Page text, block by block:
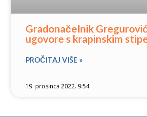
Gradonačelnik
ugovore s krapinskim
PROČITAJ VIŠE »
19. prosinca 2022. 9:54